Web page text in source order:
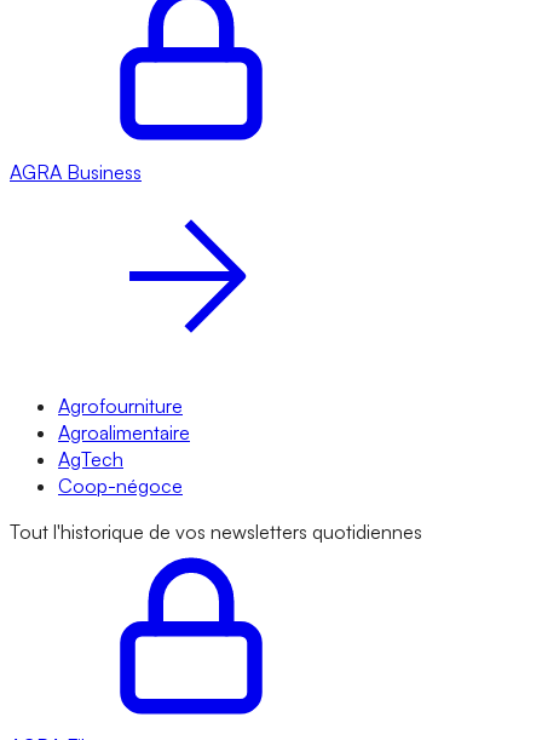
AGRA Business
Agrofourniture
Agroalimentaire
AgTech
Coop-négoce
Tout l'historique de vos newsletters quotidiennes